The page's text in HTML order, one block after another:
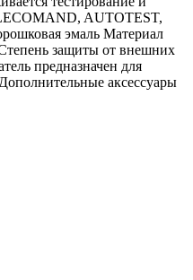
AUTOTEST,
эмаль Материал
Степень защиты от внешних
предназначен для
аксессуары